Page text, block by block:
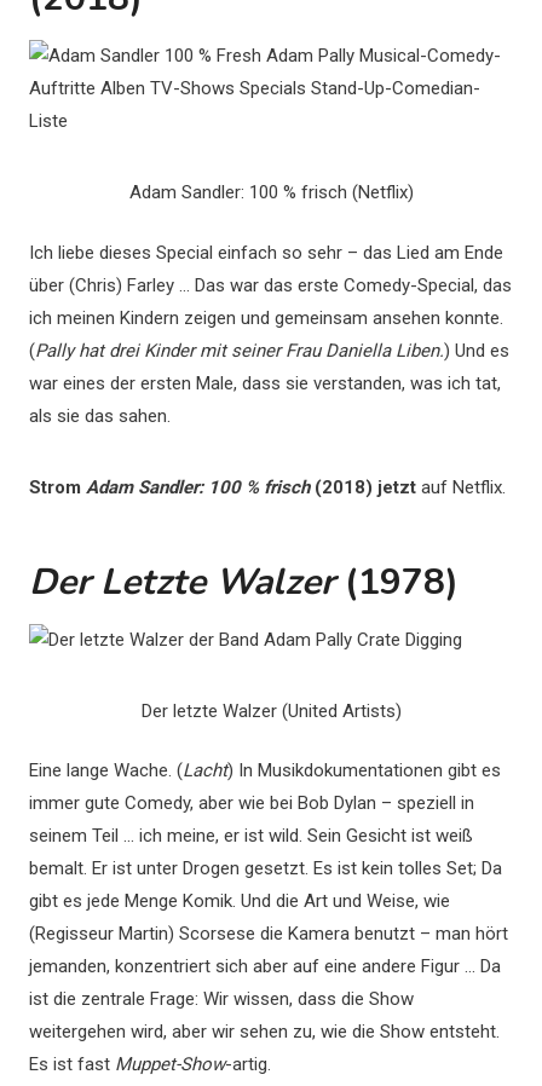
Adam Sandler: 100 % frisch (Netflix)
Ich liebe dieses Special einfach so sehr – das Lied am Ende
über (Chris) Farley … Das war das erste Comedy-Special, das
ich meinen Kindern zeigen und gemeinsam ansehen konnte.
(Pally hat drei Kinder mit seiner Frau Daniella Liben.) Und es
war eines der ersten Male, dass sie verstanden, was ich tat,
als sie das sahen.
Strom Adam Sandler: 100 % frisch(2018) jetzt auf Netflix.
Der Letzte Walzer(1978)
Der letzte Walzer (United Artists)
Eine lange Wache. (Lacht) In Musikdokumentationen gibt es
immer gute Comedy, aber wie bei Bob Dylan – speziell in
seinem Teil … ich meine, er ist wild. Sein Gesicht ist weiß
bemalt. Er ist unter Drogen gesetzt. Es ist kein tolles Set; Da
gibt es jede Menge Komik. Und die Art und Weise, wie
(Regisseur Martin) Scorsese die Kamera benutzt – man hört
jemanden, konzentriert sich aber auf eine andere Figur … Da
ist die zentrale Frage: Wir wissen, dass die Show
weitergehen wird, aber wir sehen zu, wie die Show entsteht.
Es ist fast Muppet-Show-artig.